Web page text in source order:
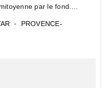
par le fond.
PROVENCE-